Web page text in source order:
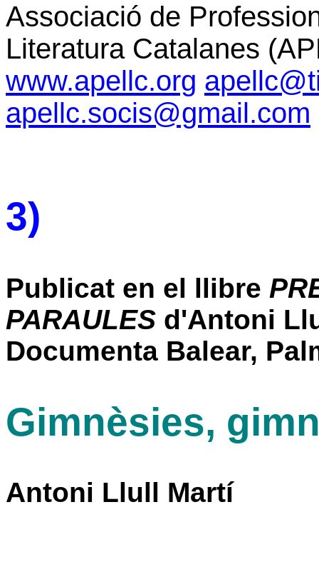
Associació de
Literatura Catalanes
www.apellc.org
apellc.socis@gmail.com
3)
Publicat en el llibre
PARAULES d'Antoni
Documenta Balear,
Gimnèsies,
Antoni Llull Martí